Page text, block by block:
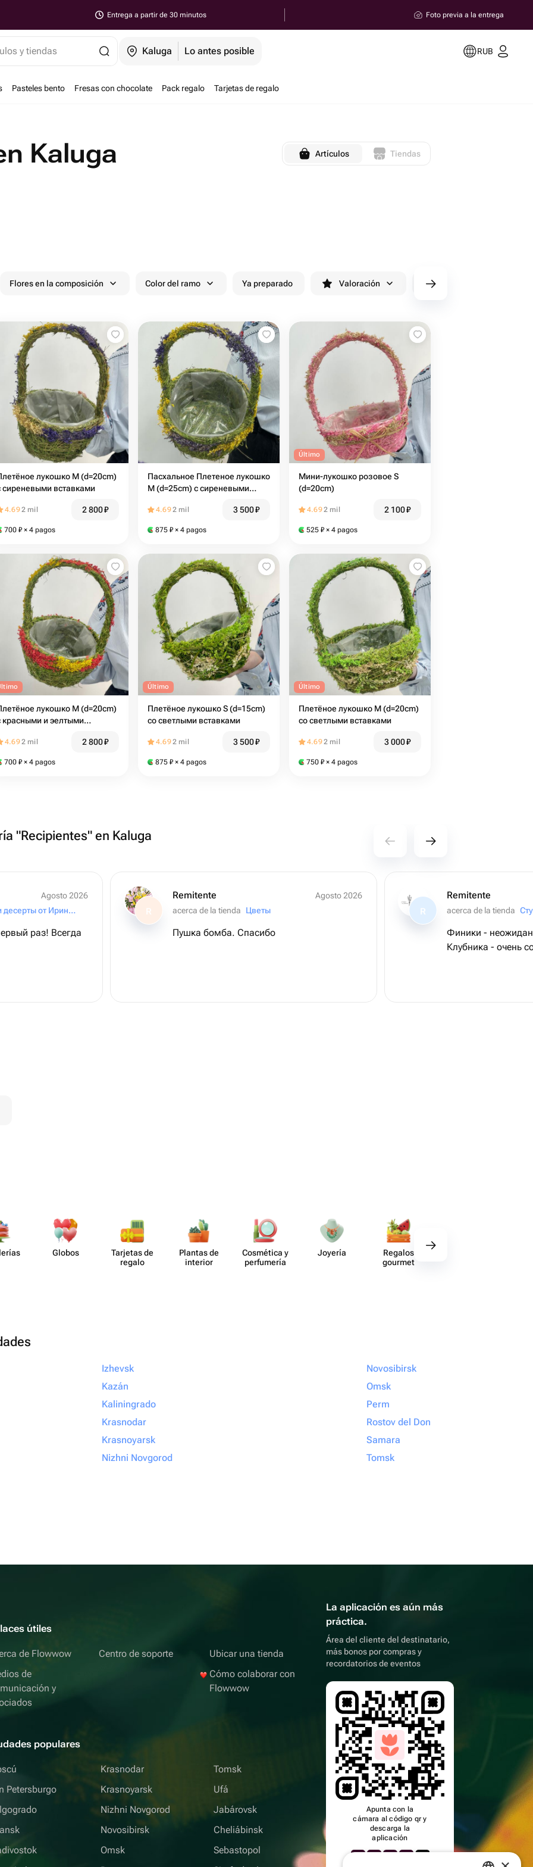
Entrega a partir de 30 minutos Foto previa a la entrega
y tiendas Kaluga Lo antes posible RUB
Pasteles bento Fresas con chocolate Pack regalo Tarjetas de regalo
Kaluga Artículos Tiendas
Flores en la composición Color del ramo Ya preparado Valoración cv/filters/name_fast_delivery
лукошко М (d=20cm)
сиреневыми вставками
4.692 mil 2 800₽
700 ₽ × 4 pagos
Пасхальное Плетеное лукошко
М (d=25cm) с сиреневыми
4.692 mil 3 500₽
875 ₽ × 4 pagos
Último
Мини-лукошко розовое S
(d=20cm)
4.692 mil 2 100₽
525 ₽ × 4 pagos
лукошко М (d=20cm)
красными и эелтыми
4.692 mil 2 800₽
700 ₽ × 4 pagos
Último
Плетёное лукошко S (d=15cm)
со светлыми вставками
4.692 mil 3 500₽
875 ₽ × 4 pagos
Último
Плетёное лукошко M (d=20cm)
со светлыми вставками
4.692 mil 3 000₽
750 ₽ × 4 pagos
"Recipientes" en Kaluga
Agosto 2026
Торты и десерты от Ирины Прошиной (Proshina Cake)
раз! Всегда
R
Remitente
Agosto 2026
acerca de la tienda
Цветы
Пушка бомба. Спасибо
R
Remitente
acerca de la tienda
Финики -
Клубника - очень
Globos
Tarjetas de
regalo
Plantas de
interior
Cosmética y
perf​umería
Joyería
Regalos
gourmet
Izhevsk
Kazán
Kaliningrado
Krasnodar
Krasnoyarsk
Nizhni Novgorod
Novosibirsk
Omsk
Perm
Rostov del Don
Samara
Tomsk
útiles
de Flowwow
de
y
Centro de soporte
Ubicar una tienda
Cómo colaborar con
Flowwow
populares
Petersburgo
Krasnodar
Krasnoyarsk
Nizhni Novgorod
Novosibirsk
Omsk
Tomsk
Ufá
Jabárovsk
Cheliábinsk
Sebastopol
La aplicación es aún más
práctica.
Área del cliente del destinatario,
más bonos por compras y
recordatorios de eventos
Apunta con la
cámara al código qr y
descarga la
aplicación